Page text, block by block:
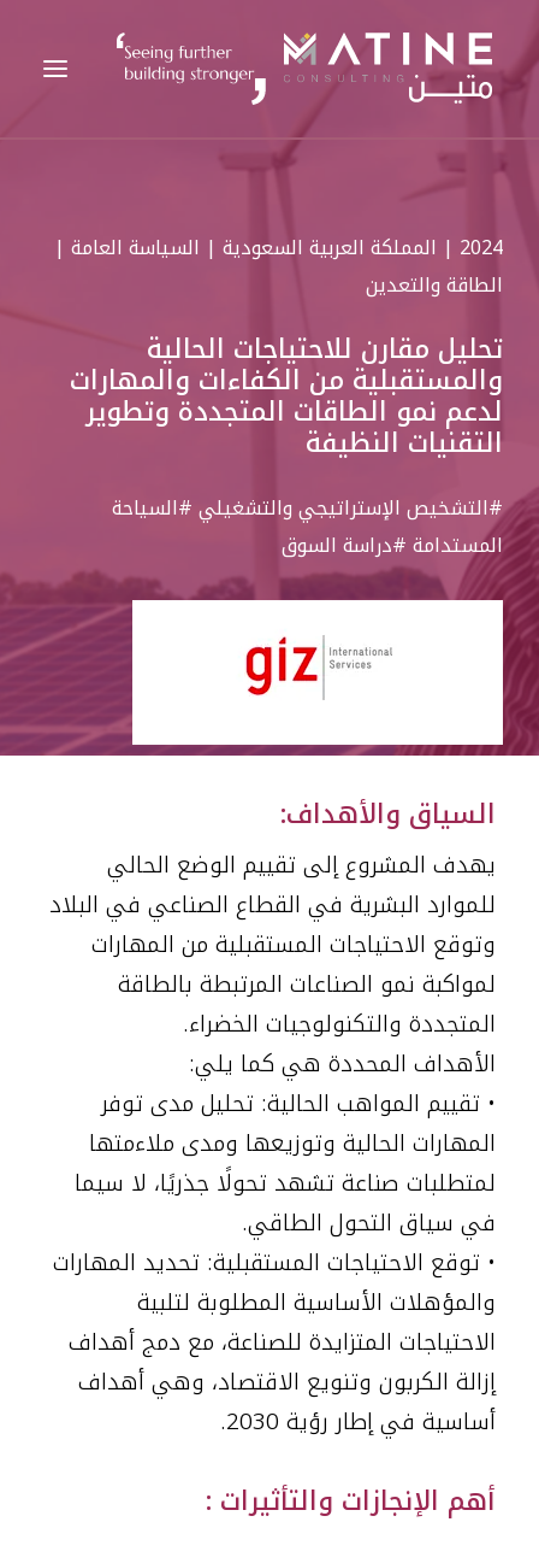
الخدمات المقدمة
القطاعات
المراجع
التحليلات
الوظائف
الأخبار
اتصل بنا
العربية
2024 | المملكة العربية السعودية | السياسة العامة |
الطاقة والتعدين
تحليل مقارن للاحتياجات الحالية
والمستقبلية من الكفاءات والمهارات
لدعم نمو الطاقات المتجددة وتطوير
التقنيات النظيفة
#التشخيص الإستراتيجي والتشغيلي#السياحة
المستدامة#دراسة السوق
السياق والأهداف:
يهدف المشروع إلى تقييم الوضع الحالي
للموارد البشرية في القطاع الصناعي في البلاد
وتوقع الاحتياجات المستقبلية من المهارات
لمواكبة نمو الصناعات المرتبطة بالطاقة
المتجددة والتكنولوجيات الخضراء.
الأهداف المحددة هي كما يلي:
• تقييم المواهب الحالية: تحليل مدى توفر
المهارات الحالية وتوزيعها ومدى ملاءمتها
لمتطلبات صناعة تشهد تحولًا جذريًا، لا سيما
في سياق التحول الطاقي.
• توقع الاحتياجات المستقبلية: تحديد المهارات
والمؤهلات الأساسية المطلوبة لتلبية
الاحتياجات المتزايدة للصناعة، مع دمج أهداف
إزالة الكربون وتنويع الاقتصاد، وهي أهداف
أساسية في إطار رؤية 2030.
أهم الإنجازات والتأثيرات :